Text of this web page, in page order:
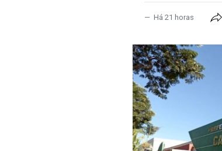
Há 21 horas